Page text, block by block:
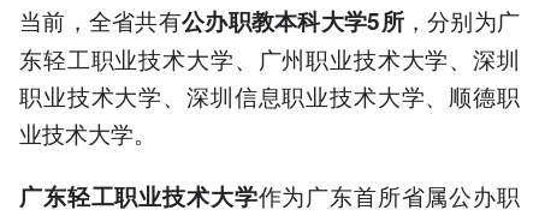
当前，全省共有公办职教本科大学5所，分别为广
东轻工职业技术大学、广州职业技术大学、深圳
职业技术大学、深圳信息职业技术大学、顺德职
业技术大学。
广东轻工职业技术大学作为广东首所省属公办职